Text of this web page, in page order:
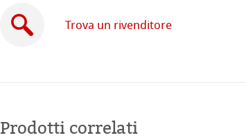
Commercio tra imprese
Trova un rivenditore
Prodotti correlati